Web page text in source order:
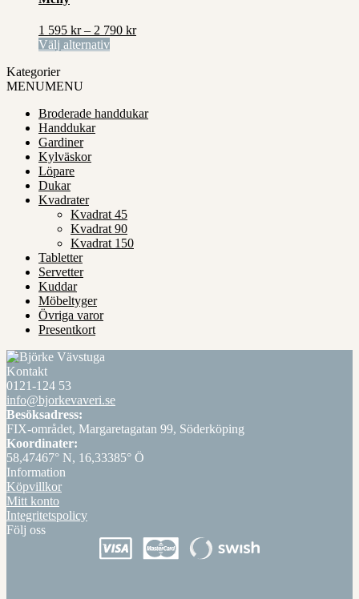
produktsidan
varianter.
De
olika
på
1 595 kr – 2 790 krPrisintervall:
Välj alternativDen
varianter.
produktsidan
Kategorier
MENUMENU
Broderade handdukar
Handdukar
Gardiner
Kylväskor
Löpare
Dukar
Kvadrater
Kvadrat 45
Kvadrat 90
Kvadrat 150
Tabletter
Servetter
Kuddar
Möbeltyger
Övriga varor
Presentkort
Kontakt
0121-124 53
info@bjorkevaveri.se
Besöksadress:
FIX-området, Margaretagatan 99, Söderköping
Koordinater:
58,47467° N, 16,33385° Ö
Information
Köpvillkor
Mitt konto
Integritetspolicy
Följ oss